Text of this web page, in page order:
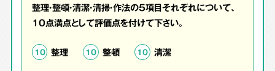
整理・整頓・清潔・清掃・作法の5項目それぞれについて、
10点満点として評価点を付けて下さい。
10 整理 10 整頓 10 清潔